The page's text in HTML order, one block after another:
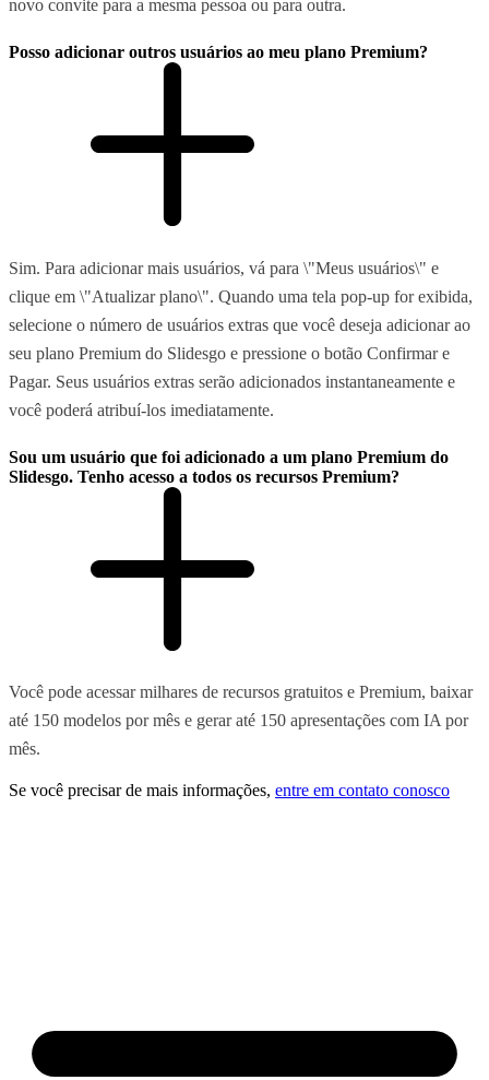
novo convite para a mesma pessoa ou para outra.
Posso adicionar outros usuários ao meu plano Premium?
Sim. Para adicionar mais usuários, vá para \"Meus usuários\" e
clique em \"Atualizar plano\". Quando uma tela pop-up for exibida,
selecione o número de usuários extras que você deseja adicionar ao
seu plano Premium do Slidesgo e pressione o botão Confirmar e
Pagar. Seus usuários extras serão adicionados instantaneamente e
você poderá atribuí-los imediatamente.
Sou um usuário que foi adicionado a um plano Premium do
Slidesgo. Tenho acesso a todos os recursos Premium?
Você pode acessar milhares de recursos gratuitos e Premium, baixar
até 150 modelos por mês e gerar até 150 apresentações com IA por
mês.
Se você precisar de mais informações, entre em contato conosco